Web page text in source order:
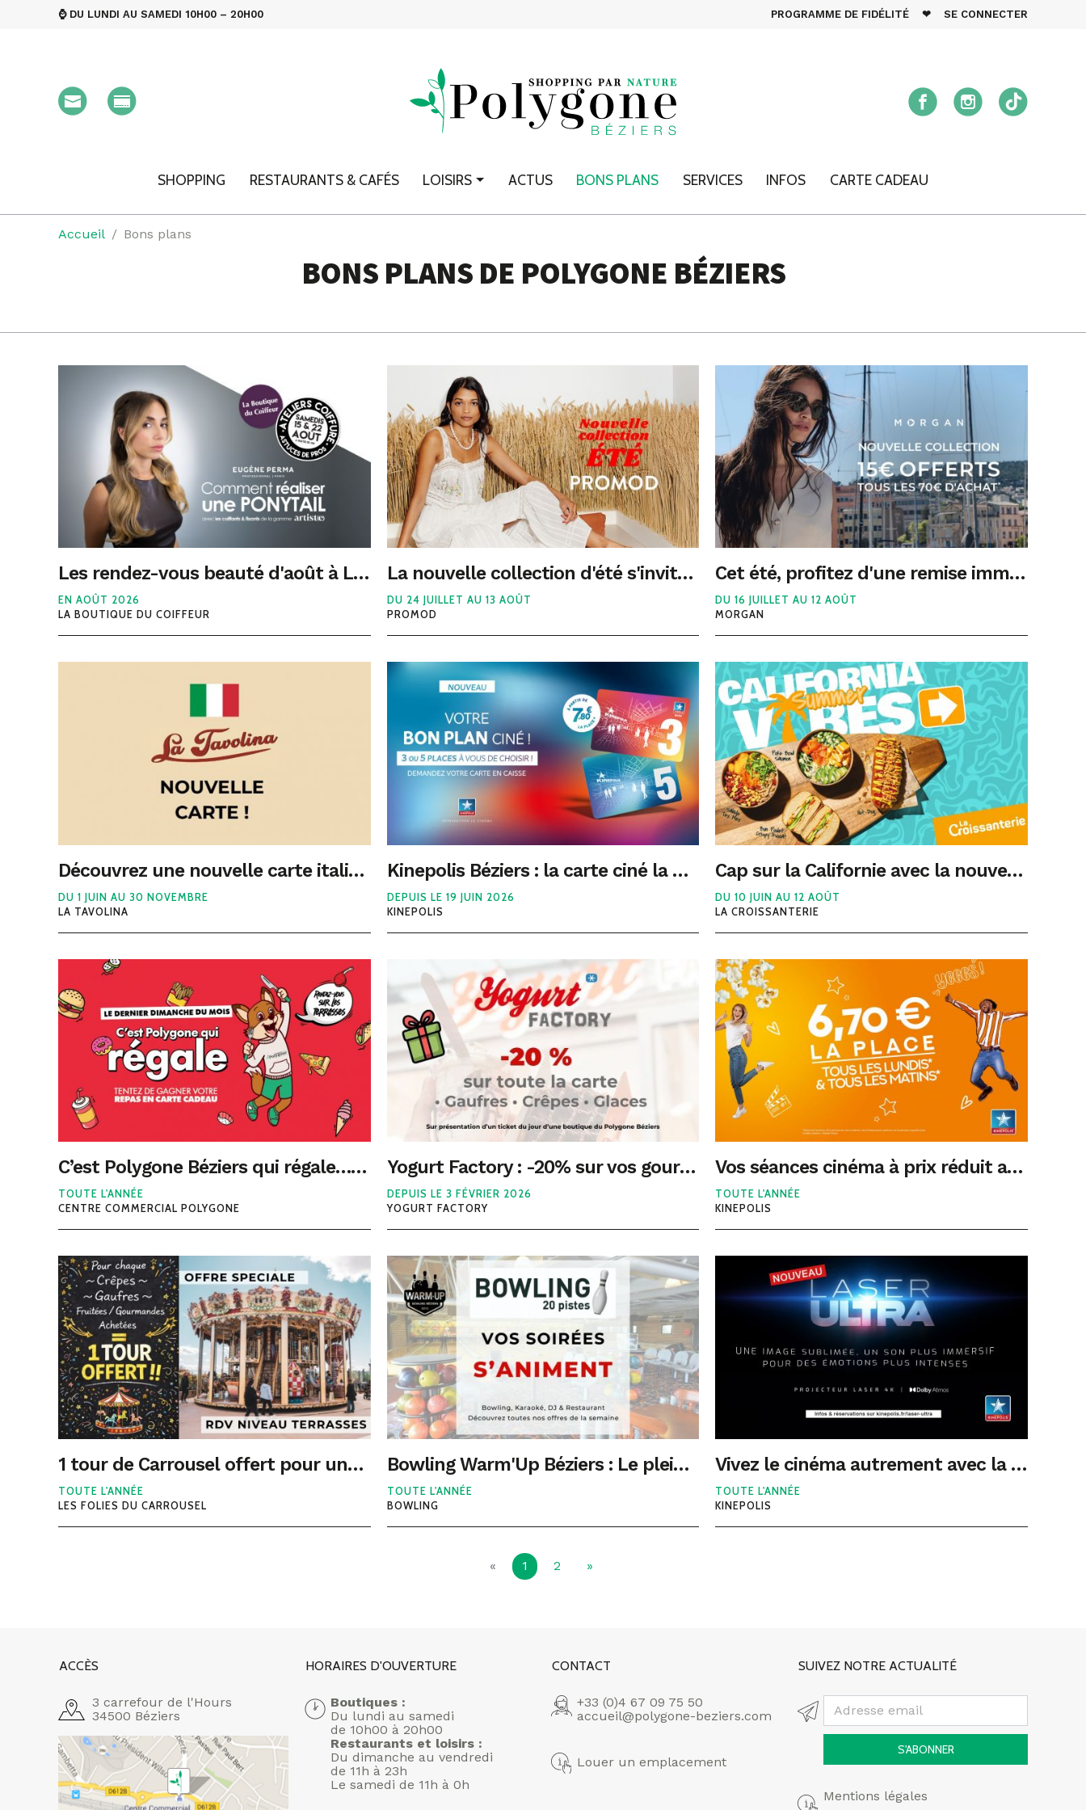
⌚ DU LUNDI AU SAMEDI 10H00 – 20H00 PROGRAMME DE FIDÉLITÉ ❤ SE CONNECTER
SHOPPING RESTAURANTS & CAFÉS LOISIRS ACTUS BONS PLANS SERVICES INFOS CARTE CADEAU
Accueil Bons plans
BONS PLANS DE POLYGONE BÉZIERS
Les rendez-vous beauté d'août à La Boutique du Coiffeur
EN AOÛT 2026
LA BOUTIQUE DU COIFFEUR
La nouvelle collection d'été s'invite chez Promod
DU 24 JUILLET AU 13 AOÛT
PROMOD
Cet été, profitez d'une remise immédiate chez Morgan au Polygone Béziers
DU 16 JUILLET AU 12 AOÛT
MORGAN
Découvrez une nouvelle carte italienne de La Tavolina et profitez de 2h minimum parking offert
DU 1 JUIN AU 30 NOVEMBRE
LA TAVOLINA
Kinepolis Béziers : la carte ciné la moins chère de France à découvrir au Polygone
DEPUIS LE 19 JUIN 2026
KINEPOLIS
Cap sur la Californie avec la nouvelle collection estivale de La Croissanterie
DU 10 JUIN AU 12 AOÛT
LA CROISSANTERIE
C’est Polygone Béziers qui régale… chaque dernier dimanche du mois !
TOUTE L'ANNÉE
CENTRE COMMERCIAL POLYGONE
Yogurt Factory : -20% sur vos gourmandises avec votre ticket shopping
DEPUIS LE 3 FÉVRIER 2026
YOGURT FACTORY
Vos séances cinéma à prix réduit au Kinepolis Béziers
TOUTE L'ANNÉE
KINEPOLIS
1 tour de Carrousel offert pour une crêpe ou une gaufre achetée !
TOUTE L'ANNÉE
LES FOLIES DU CARROUSEL
Bowling Warm'Up Béziers : Le plein d'offres et d'animations !
TOUTE L'ANNÉE
BOWLING
Vivez le cinéma autrement avec la technologie Laser ULTRA au Kinepolis Béziers
TOUTE L'ANNÉE
KINEPOLIS
« 1 (courante)
2 »
ACCÈS
3 carrefour de l'Hours
34500 Béziers
HORAIRES D'OUVERTURE
Boutiques :
Du lundi au samedi
de 10h00 à 20h00
Restaurants et loisirs :
Du dimanche au vendredi
de 11h à 23h
Le samedi de 11h à 0h
CONTACT
+33 (0)4 67 09 75 50
accueil@polygone-beziers.com
Louer un emplacement
SUIVEZ NOTRE ACTUALITÉ
S'ABONNER
Mentions légales